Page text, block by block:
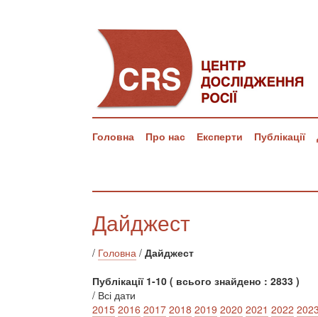
Головна Про нас Експерти Публікації
Дайджест
/ Головна / Дайджест
Публікації 1-10 ( всього знайдено : 2833 )
/ Всі дати
2015 2016 2017 2018 2019 2020 2021 2022